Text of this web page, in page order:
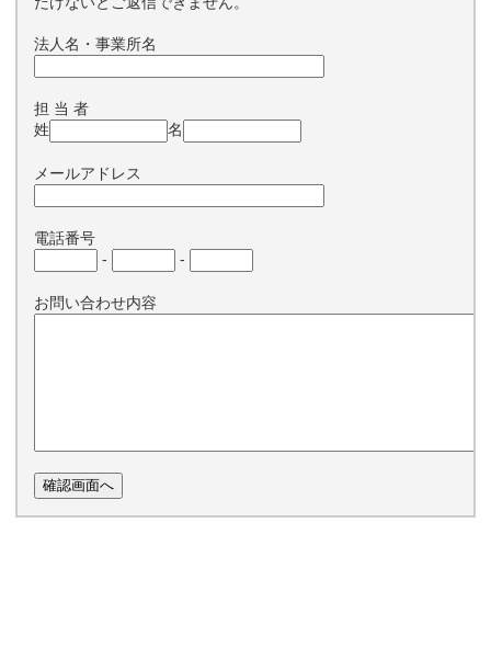
法人名・事業所名
担 当 者
姓
名
メールアドレス
電話番号
-
-
お問い合わせ内容